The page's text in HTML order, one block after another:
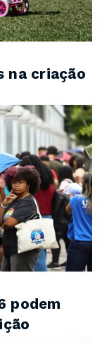
na criação
podem